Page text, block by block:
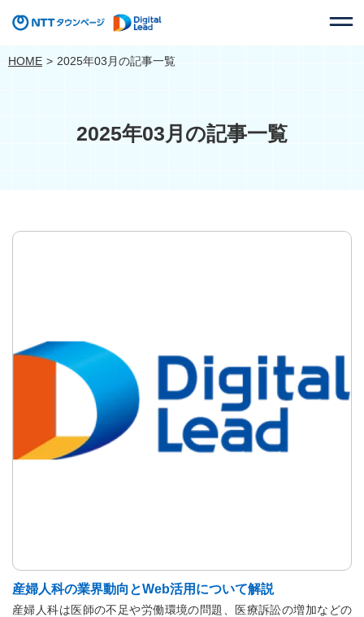
HOME 2025年03月の記事一覧
2025年03月の記事一覧
産婦人科の業界動向とWeb活用について解説
産婦人科は医師の不足や労働環境の問題、医療訴訟の増加などの